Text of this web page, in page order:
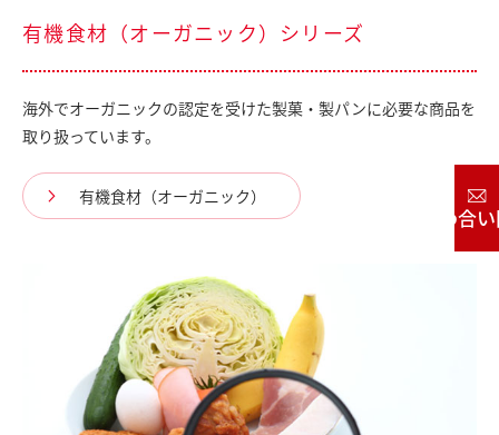
有機食材（オーガニック）シリーズ
海外でオーガニックの認定を受けた製菓・製パンに必要な商品を
取り扱っています。
有機食材（オーガニック）